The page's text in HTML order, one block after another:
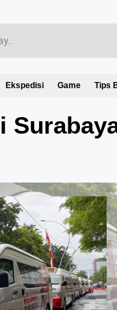
Ekspedisi Game Tips